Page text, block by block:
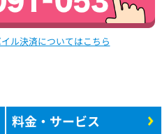
ル決済についてはこちら
料金・サービス